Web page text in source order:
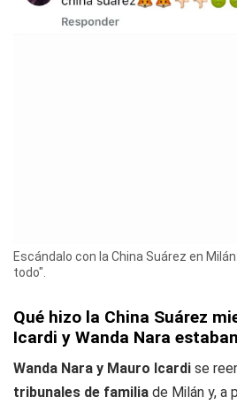
Escándalo con la China Suárez en
todo".
Qué hizo la China Suárez
Icardi y Wanda Nara
Wanda Nara y Mauro Icardi se
tribunales de familia de Milán y, a